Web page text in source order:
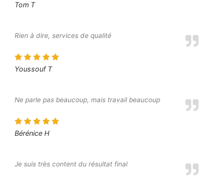
Tom T
Rien à dire, services de qualité
Youssouf T
Ne parle pas beaucoup, mais travail beaucoup
Bérénice H
Je suis très content du résultat final